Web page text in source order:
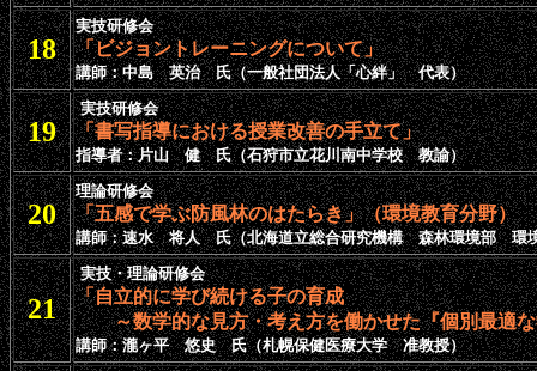
18
実技研修会
「ビジョントレーニングについて」
講師：中島 英治 氏（一般社団法人「心絆」 代表）
19
実技研修会
「書写指導における授業改善の手立て」
指導者：片山 健 氏（石狩市立花川南中学校 教諭）
20
理論研修会
「五感で学ぶ防風林のはたらき」（環境教育分野）
講師：速水 将人 氏（北海道立総合研究機構 森林環境部 環
21
実技・理論研修会
「自立的に学び続ける子の育成
～数学的な見方・考え方を働かせた『個別最適な
講師：瀧ヶ平 悠史 氏（札幌保健医療大学 准教授）